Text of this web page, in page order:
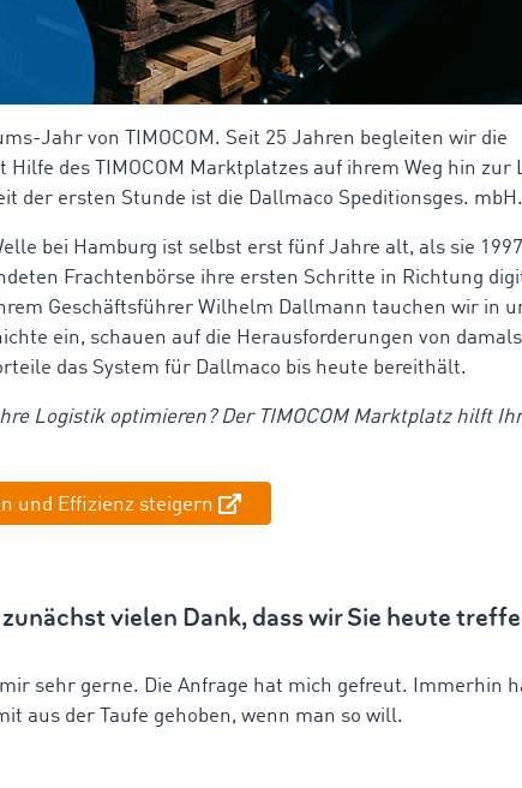
Jahr von TIMOCOM. Seit 25 Jahren begleiten wir die
Hilfe des TIMOCOM Marktplatzes auf ihrem Weg hin zur
der ersten Stunde ist die Dallmaco Speditionsges. mbH.
bei Hamburg ist selbst erst fünf Jahre alt, als sie
Frachtenbörse ihre ersten Schritte in Richtung
Geschäftsführer Wilhelm Dallmann tauchen wir in
ein, schauen auf die Herausforderungen von
das System für Dallmaco bis heute bereithält.
Logistik optimieren? Der TIMOCOM Marktplatz hilft
und Effizienz steigern
vielen Dank, dass wir Sie heute
sehr gerne. Die Anfrage hat mich gefreut. Immerhin
aus der Taufe gehoben, wenn man so will.